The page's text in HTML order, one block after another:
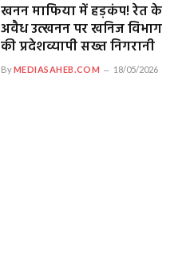
खनन माफिया में हड़कंप! रेत के
अवैध उत्खनन पर खनिज विभाग
की प्रदेशव्यापी सख्त निगरानी
ByMEDIASAHEB.COM 18/05/2026